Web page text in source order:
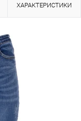
ХАРАКТЕРИСТИКИ